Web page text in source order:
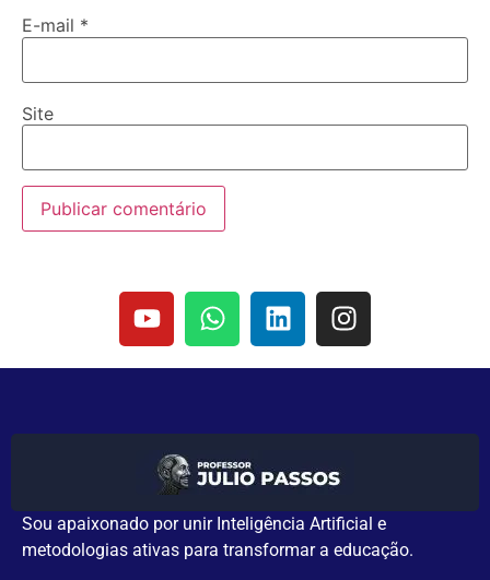
E-mail *
Site
Sou apaixonado por unir Inteligência Artificial e
metodologias ativas para transformar a educação.